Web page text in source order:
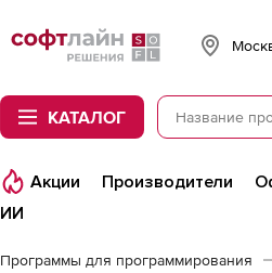
Softline
КАТАЛОГ
Акции Производители
ИИ
Программы для программирования